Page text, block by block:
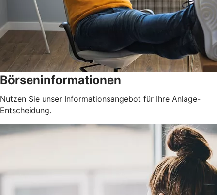
Börseninformationen
Nutzen Sie unser Informationsangebot für Ihre Anlage-
Entscheidung.